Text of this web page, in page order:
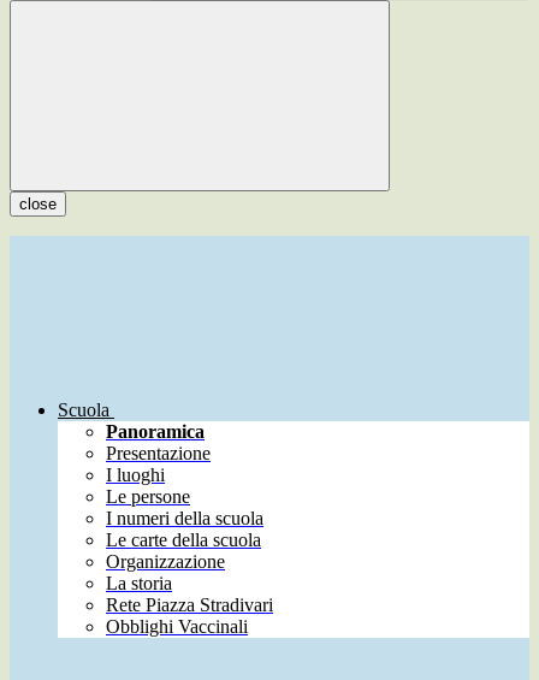
close
Scuola
Panoramica
Presentazione
I luoghi
Le persone
I numeri della scuola
Le carte della scuola
Organizzazione
La storia
Rete Piazza Stradivari
Obblighi Vaccinali